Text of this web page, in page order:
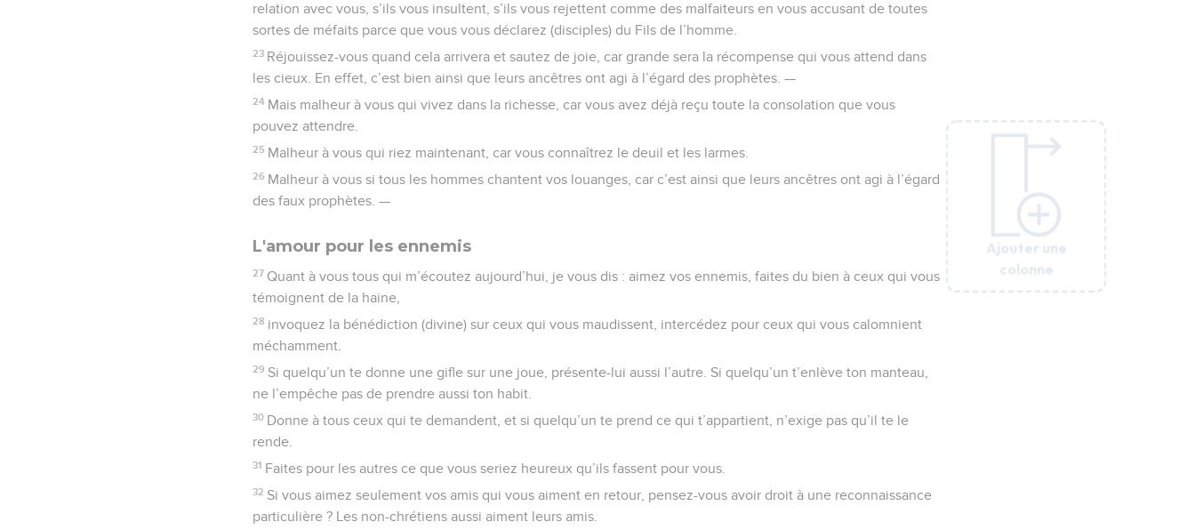
Ajouter une
colonne
relation avec vous, s’ils vous insultent, s’ils vous rejettent comme des malfaiteurs en vous accusant de toutes
sortes de méfaits parce que vous vous déclarez (disciples) du Fils de l’homme.
23 Réjouissez-vous quand cela arrivera et sautez de joie, car grande sera la récompense qui vous attend dans
les cieux. En effet, c’est bien ainsi que leurs ancêtres ont agi à l’égard des prophètes. —
24 Mais malheur à vous qui vivez dans la richesse, car vous avez déjà reçu toute la consolation que vous
pouvez attendre.
25 Malheur à vous qui riez maintenant, car vous connaîtrez le deuil et les larmes.
26 Malheur à vous si tous les hommes chantent vos louanges, car c’est ainsi que leurs ancêtres ont agi à l’égard
des faux prophètes. —
L'amour pour les ennemis
27 Quant à vous tous qui m’écoutez aujourd’hui, je vous dis : aimez vos ennemis, faites du bien à ceux qui vous
témoignent de la haine,
28 invoquez la bénédiction (divine) sur ceux qui vous maudissent, intercédez pour ceux qui vous calomnient
méchamment.
29 Si quelqu’un te donne une gifle sur une joue, présente-lui aussi l’autre. Si quelqu’un t’enlève ton manteau,
ne l’empêche pas de prendre aussi ton habit.
30 Donne à tous ceux qui te demandent, et si quelqu’un te prend ce qui t’appartient, n’exige pas qu’il te le
rende.
31 Faites pour les autres ce que vous seriez heureux qu’ils fassent pour vous.
32 Si vous aimez seulement vos amis qui vous aiment en retour, pensez-vous avoir droit à une reconnaissance
particulière ? Les non-chrétiens aussi aiment leurs amis.
Ajouter une
colonne
Ajouter une
colonne
Ajouter une
colonne